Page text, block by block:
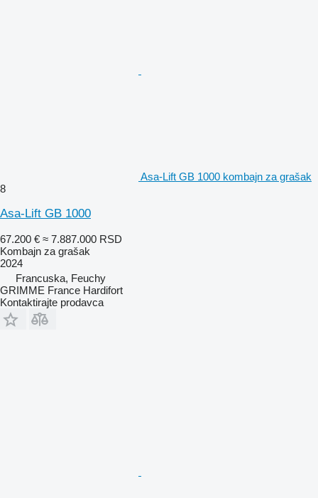
Asa-Lift GB 1000 kombajn za grašak
8
Asa-Lift GB 1000
67.200 € ≈ 7.887.000 RSD
Kombajn za grašak
2024
Francuska, Feuchy
GRIMME France Hardifort
Kontaktirajte prodavca